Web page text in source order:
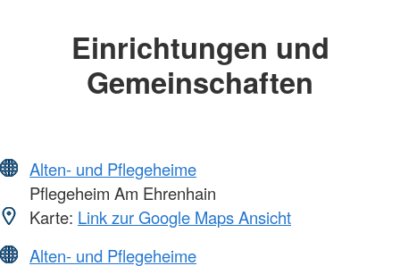
Einrichtungen und
Gemeinschaften
Alten- und Pflegeheime
Pflegeheim Am Ehrenhain
Karte: Link zur Google Maps Ansicht
Alten- und Pflegeheime